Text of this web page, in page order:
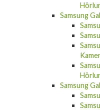
Samsung
Samsung